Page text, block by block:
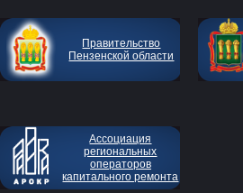
Правительство
Пензенской области
Ассоциация
региональных
операторов
капитального ремонта